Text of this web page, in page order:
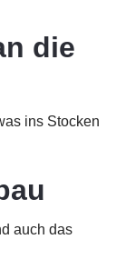
die
ins Stocken
auch das